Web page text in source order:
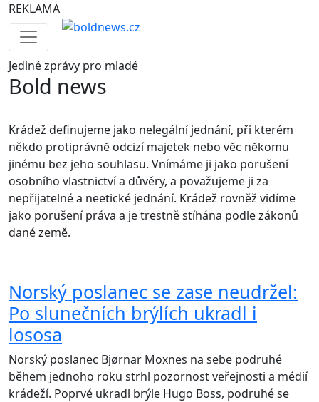
REKLAMA
Jedinézprávy pro mladé
Bold news
Krádež definujeme jako nelegální jednání, při kterém
někdo protiprávně odcizí majetek nebo věc někomu
jinému bez jeho souhlasu. Vnímáme ji jako porušení
osobního vlastnictví a důvěry, a považujeme ji za
nepřijatelné a neetické jednání. Krádež rovněž vidíme
jako porušení práva a je trestně stíhána podle zákonů
dané země.
Norský poslanec se zase neudržel:
Po slunečních brýlích ukradl i
lososa
Norský poslanec Bjørnar Moxnes na sebe podruhé
během jednoho roku strhl pozornost veřejnosti a médií
krádeží. Poprvé ukradl brýle Hugo Boss, podruhé se